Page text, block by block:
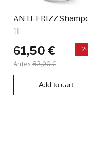
ANTI-FRIZZ
1L
61,50 €
Antes 82,00 €
-
Add to cart